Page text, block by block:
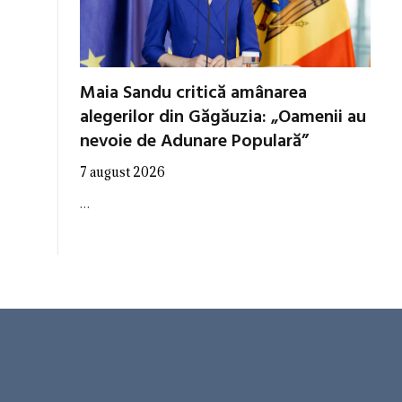
Maia Sandu critică amânarea
alegerilor din Găgăuzia: „Oamenii au
nevoie de Adunare Populară”
7 august 2026
…